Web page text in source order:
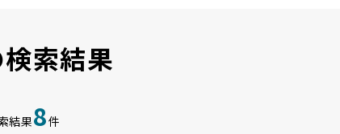
索結果
結果8件